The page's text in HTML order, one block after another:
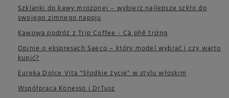
Szklanki do kawy mrożonej – wybierz najlepsze szkło do
swojego zimnego napoju
Kawowa podróż z Trip Coffee - Cà phê trứng
Opinie o ekspresach Saeco – który model wybrać i czy warto
kupić?
Eureka Dolce Vita "Słodkie życie" w stylu włoskim
Współpraca Konesso i DrTusz